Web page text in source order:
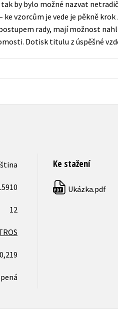
Populárně - naučná pro dospělé
Populárně - naučné pro děti
Předškoláci
Příroda a zahrada
tituly
by bylo možné nazvat
vzorcům je vede je pěkně
rady, mají možnost
Dotisk titulu z úspěšné
12
0,219
Ke stažení
PDF Ukázka.pdf